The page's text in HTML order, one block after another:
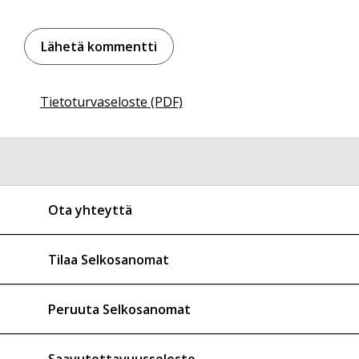
Tietoturvaseloste (PDF)
Ota yhteyttä
Tilaa Selkosanomat
Peruuta Selkosanomat